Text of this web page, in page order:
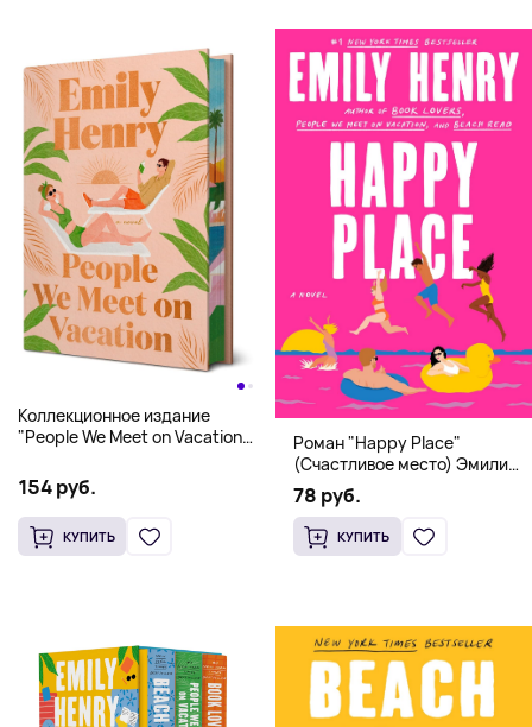
Коллекционное издание
"People We Meet on Vacation"
Hardcover
154 руб.
КУПИТЬ
Роман "Happy Place"
(Счастливое место) Эмили
Генри | Твердый переплет
78 руб.
КУПИТЬ